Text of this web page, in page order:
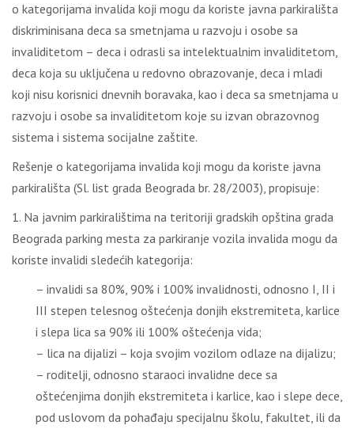
o kategorijama invalida koji mogu da koriste javna parkirališta
diskriminisana deca sa smetnjama u razvoju i osobe sa
invaliditetom – deca i odrasli sa intelektualnim invaliditetom,
deca koja su uključena u redovno obrazovanje, deca i mladi
koji nisu korisnici dnevnih boravaka, kao i deca sa smetnjama u
razvoju i osobe sa invaliditetom koje su izvan obrazovnog
sistema i sistema socijalne zaštite.
Rešenje o kategorijama invalida koji mogu da koriste javna
parkirališta (Sl. list grada Beograda br. 28/2003), propisuje:
1. Na javnim parkiralištima na teritoriji gradskih opština grada
Beograda parking mesta za parkiranje vozila invalida mogu da
koriste invalidi sledećih kategorija:
– invalidi sa 80%, 90% i 100% invalidnosti, odnosno I, II i
III stepen telesnog oštećenja donjih ekstremiteta, karlice
i slepa lica sa 90% ili 100% oštećenja vida;
– lica na dijalizi – koja svojim vozilom odlaze na dijalizu;
– roditelji, odnosno staraoci invalidne dece sa
oštećenjima donjih ekstremiteta i karlice, kao i slepe dece,
pod uslovom da pohađaju specijalnu školu, fakultet, ili da